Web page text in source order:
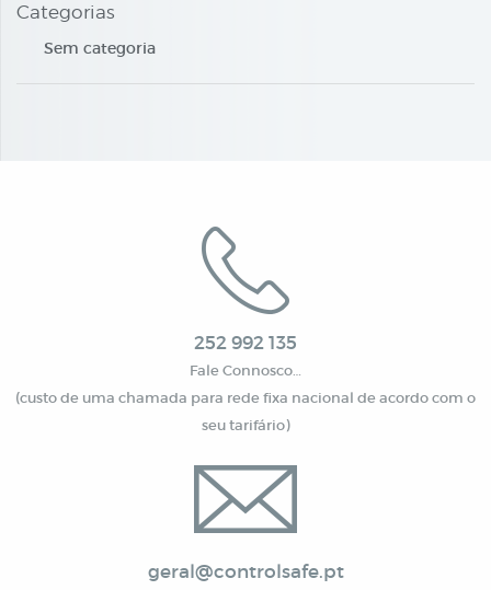
Categorias
Sem categoria
252 992 135
Fale Connosco…
(custo de uma chamada para rede fixa nacional de acordo com o
seu tarifário)
geral@controlsafe.pt